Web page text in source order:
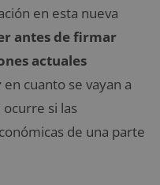
en esta nueva
antes de firmar
actuales
en cuanto se vayan a
si las
de una parte